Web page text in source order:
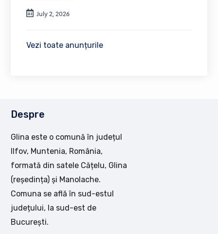
July 2, 2026
Vezi toate anunțurile
Despre
Glina este o comună în județul
Ilfov, Muntenia, România,
formată din satele Cățelu, Glina
(reședința) și Manolache.
Comuna se află în sud-estul
județului, la sud-est de
București.